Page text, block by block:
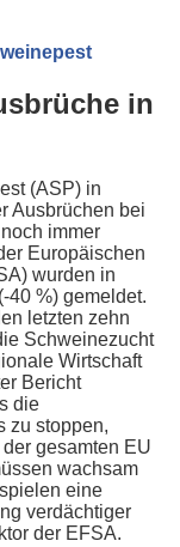
in
(ASP) in
Ausbrüchen bei
immer
Europäischen
wurden in
40 %) gemeldet.
letzten zehn
Schweinezucht
Wirtschaft
Bericht
die
zu stoppen,
gesamten EU
wachsam
eine
verdächtiger
der EFSA.